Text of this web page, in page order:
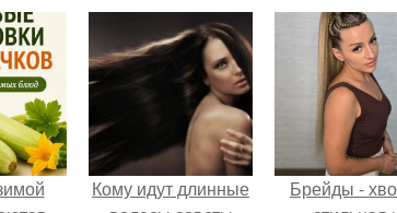
Кому идут длинные
Брейды -